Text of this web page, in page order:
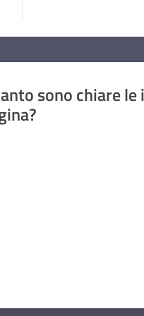
sono chiare